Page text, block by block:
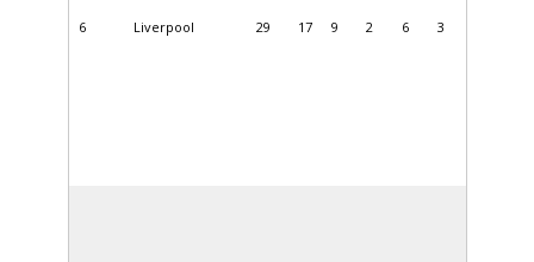
6 Liverpool 29 17 9 2 6 3